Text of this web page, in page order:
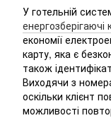
У готельній
енергозберігаючі
економії
карту, яка є
також
Виходячи з
оскільки клієнт
можливості